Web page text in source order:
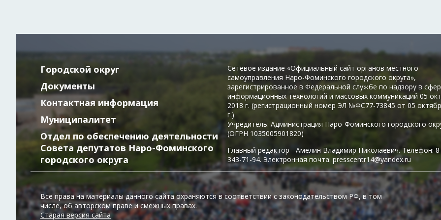
Городской округ
Документы
Контактная информация
Муниципалитет
Отдел по обеспечению деятельности
Совета депутатов Наро-Фоминского
городского округа
Сетевое издание «Официальный сайт органов местного
самоуправления Наро-Фоминского городского округа»,
зарегистрированное в Федеральной службе по надзору в
информационных технологий и массовых коммуникаций 05
2018 г. (регистрационный номер ЭЛ №ФС77-73845 от 05
г.)
Учредитель: Администрация Наро-Фоминского городского
(ОГРН 1035005901820)
Главный редактор - Амелин Владимир Николаевич. Телефон:
343-71-94. Электронная почта: presscentr14@yandex.ru
Все права на материалы данного сайта охраняются в соответствии с законодательством РФ, в том
числе, об авторском праве и смежных правах.
Старая версия сайта